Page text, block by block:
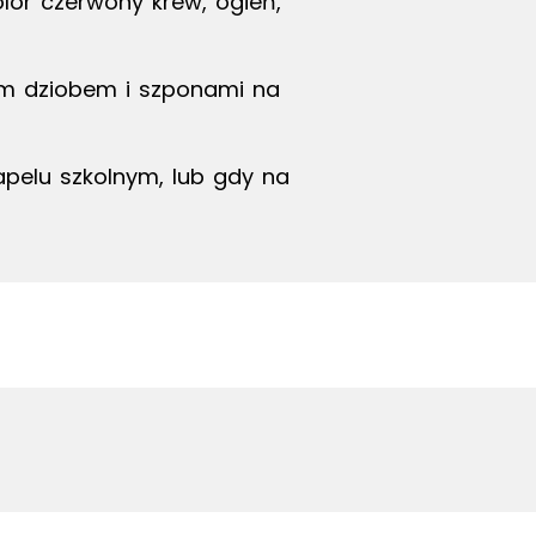
dziobem i szponami na
szkolnym, lub gdy na